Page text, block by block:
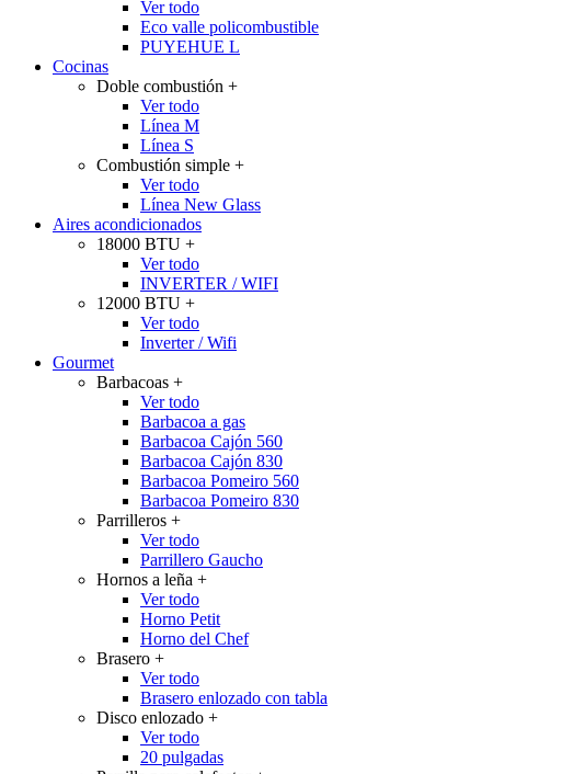
Ver todo
Eco valle policombustible
PUYEHUE L
Cocinas
Doble combustión +
Ver todo
Línea M
Línea S
Combustión simple +
Ver todo
Línea New Glass
Aires acondicionados
18000 BTU +
Ver todo
INVERTER / WIFI
12000 BTU +
Ver todo
Inverter / Wifi
Gourmet
Barbacoas +
Ver todo
Barbacoa a gas
Barbacoa Cajón 560
Barbacoa Cajón 830
Barbacoa Pomeiro 560
Barbacoa Pomeiro 830
Parrilleros +
Ver todo
Parrillero Gaucho
Hornos a leña +
Ver todo
Horno Petit
Horno del Chef
Brasero +
Ver todo
Brasero enlozado con tabla
Disco enlozado +
Ver todo
20 pulgadas